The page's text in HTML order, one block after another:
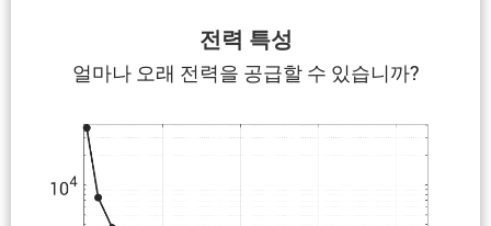
전력 특성
얼마나 오래 전력을 공급할 수 있습니까?